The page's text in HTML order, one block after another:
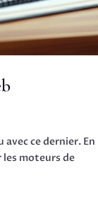
ce dernier. En
moteurs de